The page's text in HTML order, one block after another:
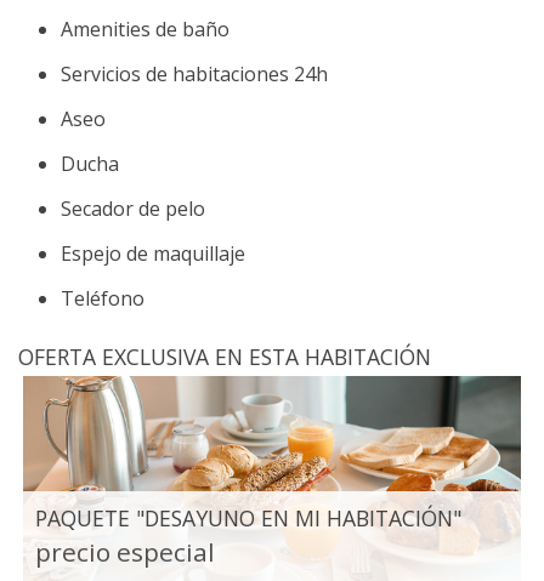
Amenities de baño
Servicios de habitaciones 24h
Aseo
Ducha
Secador de pelo
Espejo de maquillaje
Teléfono
OFERTA EXCLUSIVA EN ESTA HABITACIÓN
PAQUETE "DESAYUNO EN MI HABITACIÓN"
precio especial